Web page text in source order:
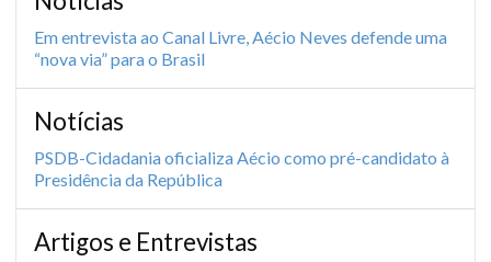
Em entrevista ao Canal Livre, Aécio Neves defende uma
“nova via” para o Brasil
Notícias
PSDB-Cidadania oficializa Aécio como pré-candidato à
Presidência da República
Artigos e Entrevistas